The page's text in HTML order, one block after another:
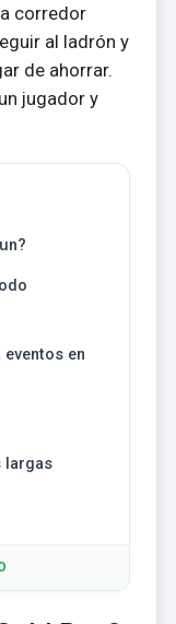
corredor
al ladrón y
de ahorrar.
jugador y
en
largas